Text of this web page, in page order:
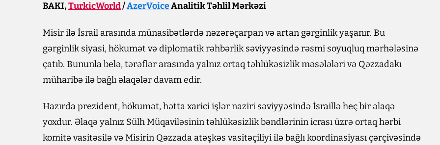
BAKI,TurkicWorld/AzerVoiceAnalitik Təhlil Mərkəzi
Misir ilə İsrail arasında münasibətlərdə nəzərəçarpan və artan gərginlik yaşanır. Bu
gərginlik siyasi, hökumət və diplomatik rəhbərlik səviyyəsində rəsmi soyuqluq mərhələsinə
çatıb. Bununla belə, tərəflər arasında yalnız ortaq təhlükəsizlik məsələləri və Qəzzadakı
müharibə ilə bağlı əlaqələr davam edir.
Hazırda prezident, hökumət, hətta xarici işlər naziri səviyyəsində İsraillə heç bir əlaqə
yoxdur. Əlaqə yalnız Sülh Müqaviləsinin təhlükəsizlik bəndlərinin icrası üzrə ortaq hərbi
komitə vasitəsilə və Misirin Qəzzada atəşkəs vasitəçiliyi ilə bağlı koordinasiyası çərçivəsində